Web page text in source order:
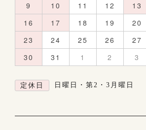
9
10 11 12 13
16
17 18 19 20
23
24 25 26 27
30
31 1 2 3
定休日 日曜日・第2・3月曜日